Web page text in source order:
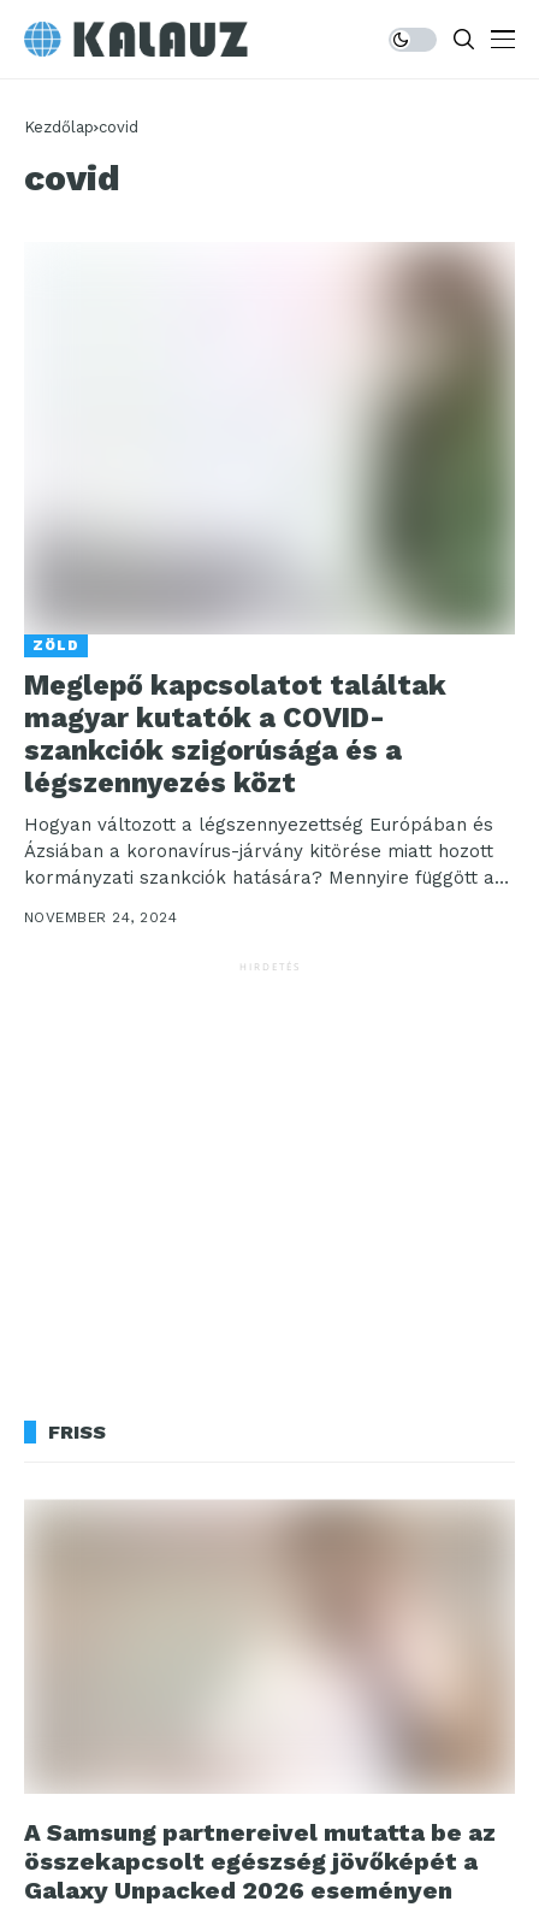
Kezdőlap covid
covid
ZÖLD
Meglepő kapcsolatot találtak
magyar kutatók a COVID-
szankciók szigorúsága és a
légszennyezés közt
Hogyan változott a légszennyezettség Európában és
Ázsiában a koronavírus-járvány kitörése miatt hozott
kormányzati szankciók hatására? Mennyire függött a
NOVEMBER 24, 2024
HIRDETÉS
FRISS
A Samsung partnereivel mutatta be az
összekapcsolt egészség jövőképét a
Galaxy Unpacked 2026 eseményen